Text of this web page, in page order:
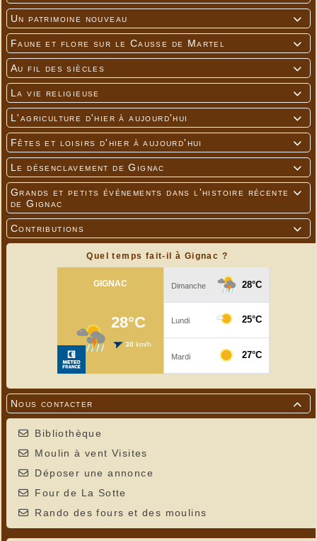

Un patrimoine nouveau

Faune et flore sur le Causse de Martel

Au fil des siècles

La vie religieuse

L'agriculture d'hier à aujourd'hui

Fêtes et loisirs d'hier à aujourd'hui

Le désenclavement de Gignac

Grands et petits événements dans l'histoire récente
de Gignac

Contributions
Quel temps fait-il à Gignac ?

Nous contacter
Bibliothèque
Moulin à vent Visites
Déposer une annonce
Four de La Sotte
Rando des fours et des moulins